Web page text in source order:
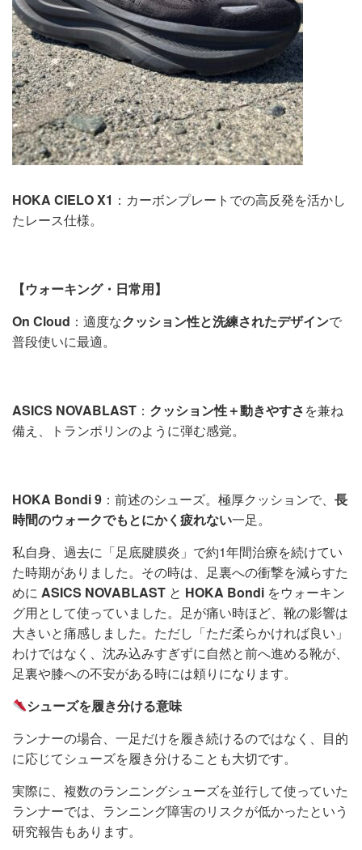
HOKA CIELO X1 ：カーボンプレートでの高反発を活かし
たレース仕様。
【ウォーキング・日常用】
On Cloud ：適度なクッション性と洗練されたデザインで
普段使いに最適。
ASICS NOVABLAST ： クッション性＋動きやすさを兼ね
備え、トランポリンのように弾む感覚。
HOKA Bondi 9 ：前述のシューズ。極厚クッションで、 長
時間のウォークでもとにかく疲れない一足。
私自身、過去に「足底腱膜炎」で約1年間治療を続けてい
た時期がありました。その時は、足裏への衝撃を減らすた
めに ASICS NOVABLAST と HOKA Bondi をウォーキン
グ用として使っていました。足が痛い時ほど、靴の影響は
大きいと痛感しました。ただし「ただ柔らかければ良い」
わけではなく、沈み込みすぎずに自然と前へ進める靴が、
足裏や膝への不安がある時には頼りになります。
シューズを履き分ける意味
ランナーの場合、一足だけを履き続けるのではなく、目的
に応じてシューズを履き分けることも大切です。
実際に、複数のランニングシューズを並行して使っていた
ランナーでは、ランニング障害のリスクが低かったという
研究報告もあります。